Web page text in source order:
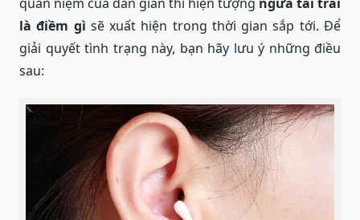
quan niệm của dân gian thì hiện tượng ngứa tai trái
là điềm gì sẽ xuất hiện trong thời gian sắp tới. Để
giải quyết tình trạng này, bạn hãy lưu ý những điều
sau: